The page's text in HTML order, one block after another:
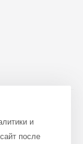
и стоимости
к
или по
и
после